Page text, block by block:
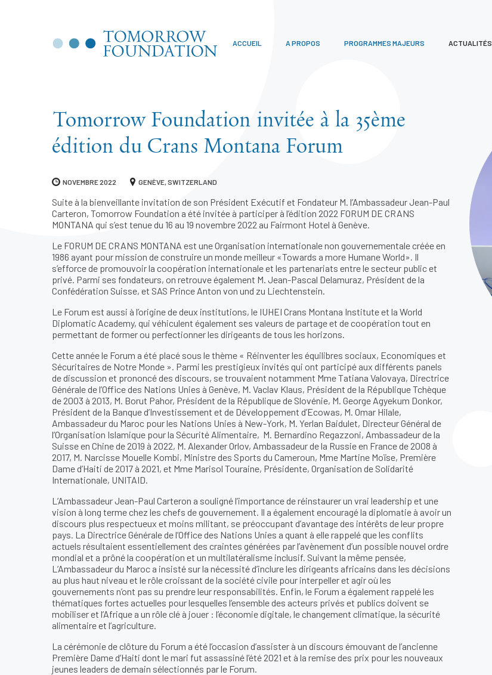
ACCUEIL A PROPOS PROGRAMMES MAJEURS ACTUALITÉS
Tomorrow Foundation invitée à la 35ème
édition du Crans Montana Forum
NOVEMBRE 2022 GENÈVE, SWITZERLAND
Suite à la bienveillante invitation de son Président Exécutif et Fondateur M. l’Ambassadeur Jean-Paul
Carteron, Tomorrow Foundation a été invitée à participer à l’édition 2022 FORUM DE CRANS
MONTANA qui s’est tenue du 16 au 19 novembre 2022 au Fairmont Hotel à Genève.
Le FORUM DE CRANS MONTANA est une Organisation internationale non gouvernementale créée en
1986 ayant pour mission de construire un monde meilleur «Towards a more Humane World». Il
s’efforce de promouvoir la coopération internationale et les partenariats entre le secteur public et
privé. Parmi ses fondateurs, on retrouve également M. Jean-Pascal Delamuraz, Président de la
Confédération Suisse, et SAS Prince Anton von und zu Liechtenstein.
Le Forum est aussi à l’origine de deux institutions, le IUHEI Crans Montana Institute et la World
Diplomatic Academy, qui véhiculent également ses valeurs de partage et de coopération tout en
permettant de former ou perfectionner les dirigeants de tous les horizons.
Cette année le Forum a été placé sous le thème « Réinventer les équilibres sociaux, Economiques et
Sécuritaires de Notre Monde ». Parmi les prestigieux invités qui ont participé aux différents panels
de discussion et prononcé des discours, se trouvaient notamment Mme Tatiana Valovaya, Directrice
Générale de l’Office des Nations Unies à Genève, M. Vaclav Klaus, Président de la République Tchèque
de 2003 à 2013, M. Borut Pahor, Président de la République de Slovénie, M. George Agyekum Donkor,
Président de la Banque d’Investissement et de Développement d’Ecowas, M. Omar Hilale,
Ambassadeur du Maroc pour les Nations Unies à New-York, M. Yerlan Baidulet, Directeur Général de
l’Organisation Islamique pour la Sécurité Alimentaire, M. Bernardino Regazzoni, Ambassadeur de la
Suisse en Chine de 2019 à 2022, M. Alexander Orlov, Ambassadeur de la Russie en France de 2008 à
2017, M. Narcisse Mouelle Kombi, Ministre des Sports du Cameroun, Mme Martine Moïse, Première
Dame d’Haiti de 2017 à 2021, et Mme Marisol Touraine, Présidente, Organisation de Solidarité
Internationale, UNITAID.
L’Ambassadeur Jean-Paul Carteron a souligné l’importance de réinstaurer un vrai leadership et une
vision à long terme chez les chefs de gouvernement. Il a également encouragé la diplomatie à avoir un
discours plus respectueux et moins militant, se préoccupant d’avantage des intérêts de leur propre
pays. La Directrice Générale de l’Office des Nations Unies a quant à elle rappelé que les conflits
actuels résultaient essentiellement des craintes générées par l’avènement d’un possible nouvel ordre
mondial et a prôné la coopération et un multilatéralisme inclusif. Suivant la même pensée,
L’Ambassadeur du Maroc a insisté sur la nécessité d’inclure les dirigeants africains dans les décisions
au plus haut niveau et le rôle croissant de la société civile pour interpeller et agir où les
gouvernements n’ont pas su prendre leur responsabilités. Enfin, le Forum a également rappelé les
thématiques fortes actuelles pour lesquelles l’ensemble des acteurs privés et publics doivent se
mobiliser et l’Afrique a un rôle clé à jouer : l’économie digitale, le changement climatique, la sécurité
alimentaire et l’agriculture.
La cérémonie de clôture du Forum a été l’occasion d’assister à un discours émouvant de l’ancienne
Première Dame d’Haiti dont le mari fut assassiné l’été 2021 et à la remise des prix pour les nouveaux
jeunes leaders de demain sélectionnés par le Forum.